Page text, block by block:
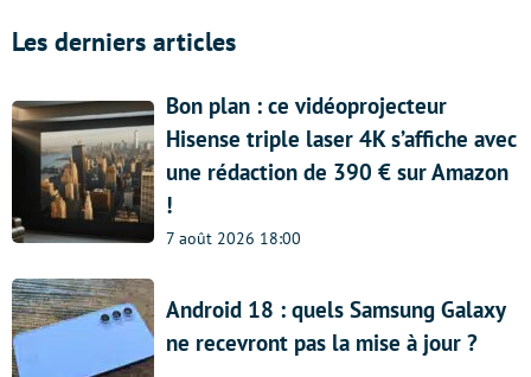
Les derniers articles
Bon plan : ce vidéoprojecteur
Hisense triple laser 4K s’affiche avec
une rédaction de 390 € sur Amazon
!
7 août 2026 18:00
Android 18 : quels Samsung Galaxy
ne recevront pas la mise à jour ?